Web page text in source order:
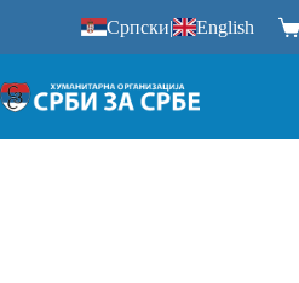
Српски| English